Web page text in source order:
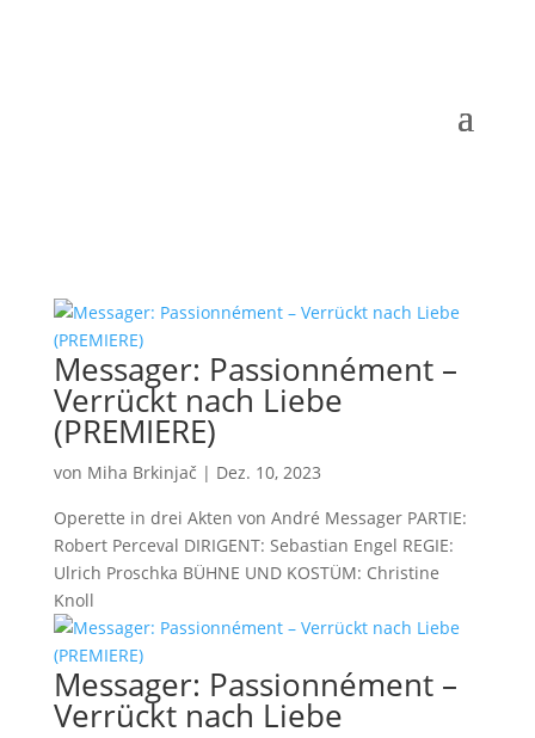
Messager: Passionnément –
Verrückt nach Liebe
(PREMIERE)
von Miha Brkinjač | Dez. 10, 2023
Operette in drei Akten von André Messager PARTIE:
Robert Perceval DIRIGENT: Sebastian Engel REGIE:
Ulrich Proschka BÜHNE UND KOSTÜM: Christine
Knoll
Messager: Passionnément –
Verrückt nach Liebe